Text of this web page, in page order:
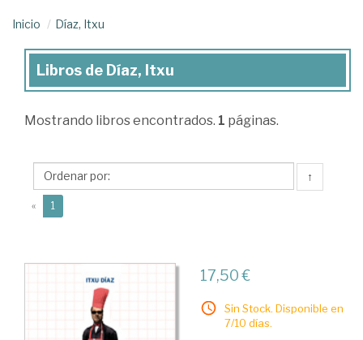
Inicio Díaz, Itxu
Libros
Díaz,
Libros de Díaz, Itxu
Mostrando libros encontrados. 1 páginas.
↑
« 1
17,50 €
Sin Stock. Disponible en
7/10 días.